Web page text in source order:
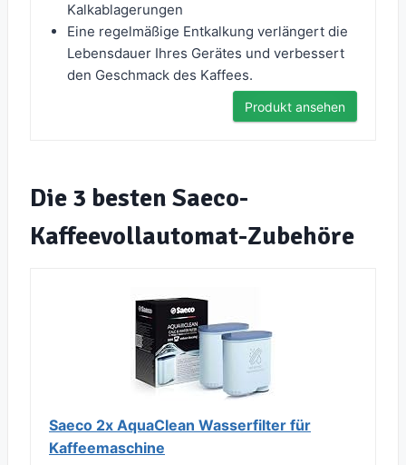
Kalkablagerungen
Eine regelmäßige Entkalkung verlängert die
Lebensdauer Ihres Gerätes und verbessert
den Geschmack des Kaffees.
Produkt ansehen
Die 3 besten Saeco-
Kaffeevollautomat-Zubehöre
Saeco 2x AquaClean Wasserfilter für
Kaffeemaschine